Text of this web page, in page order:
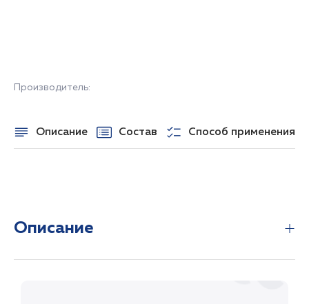
Производитель:
Описание Состав Способ применения
Описание